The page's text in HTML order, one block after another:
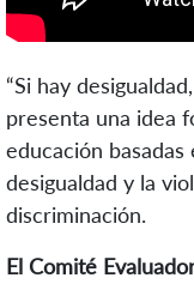
“Si hay
presenta una idea
educación
desigualdad y la
discriminación.
El Comité